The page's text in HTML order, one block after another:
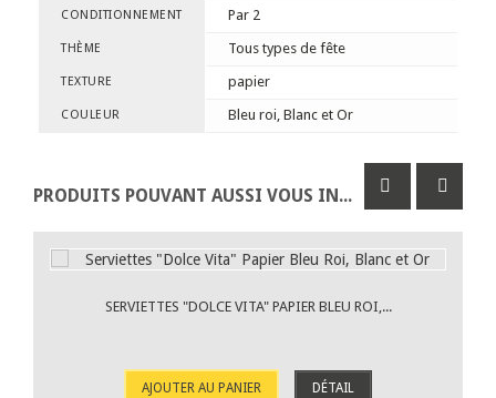
CONDITIONNEMENT Par 2
THÈME Tous types de fête
TEXTURE papier
COULEUR Bleu roi, Blanc et Or
PRODUITS POUVANT AUSSI VOUS INTÉRESSER
SERVIETTES "DOLCE VITA" PAPIER BLEU ROI,...
AJOUTER AU PANIER DÉTAIL